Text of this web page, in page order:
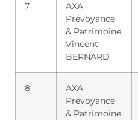
7
AXA
Prévoyance
& Patrimoine
Vincent
BERNARD
8
AXA
Prévoyance
& Patrimoine